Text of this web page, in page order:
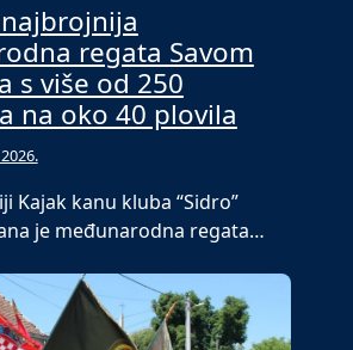
regata Savom
s više od 250
na oko 40 plovila
Kajak kanu kluba “Sidro”
je međunarodna regata…